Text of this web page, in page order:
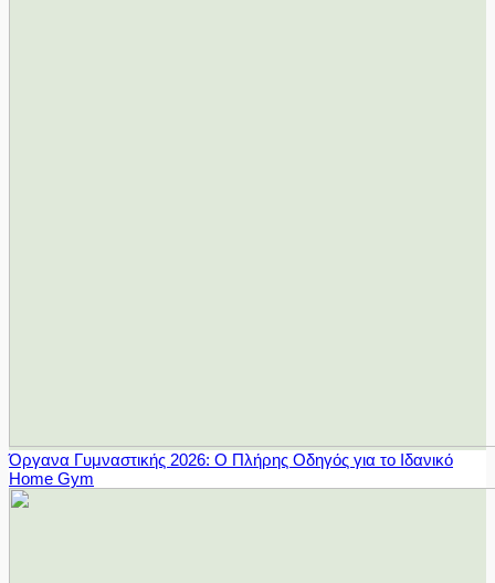
Όργανα Γυμναστικής 2026: Ο Πλήρης Οδηγός για το Ιδανικό
Home Gym